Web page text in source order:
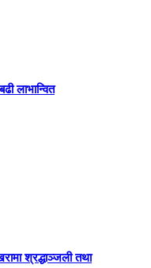
लाभान्वित
श्रद्धाञ्जली तथा